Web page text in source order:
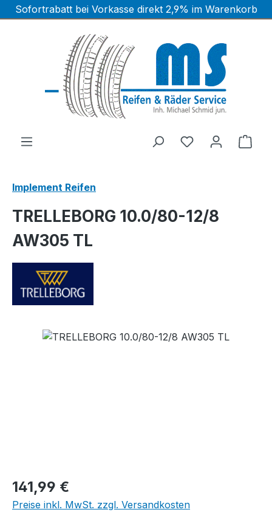
Zum Hauptinhalt springen
Sofortrabatt bei Vorkasse direkt 2,9% im Warenkorb
Implement Reifen
TRELLEBORG 10.0/80-12/8
AW305 TL
Bildergalerie überspringen
Regulärer Preis:
141,99 €
Preise inkl. MwSt. zzgl. Versandkosten